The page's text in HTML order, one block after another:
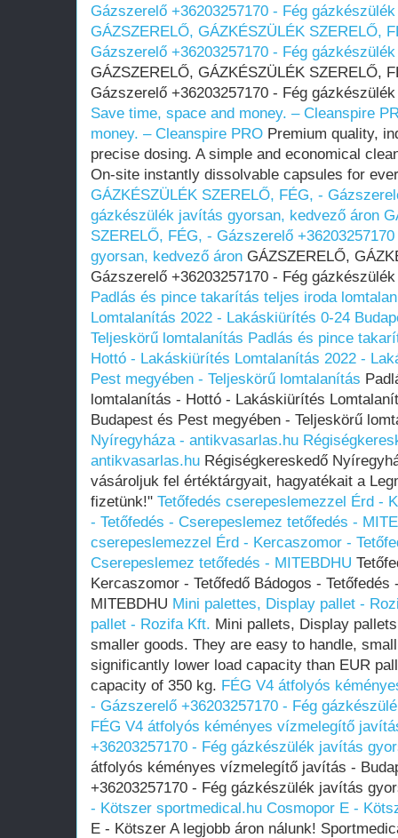
Gázszerelő +36203257170 - Fég
GÁZSZERELŐ, GÁZKÉSZÜLÉK SZERELŐ,
Gázszerelő +36203257170 - Fég
GÁZSZERELŐ, GÁZKÉSZÜLÉK SZERELŐ,
Gázszerelő +36203257170 - Fég
Save time, space and money. – Cleanspire
money. – Cleanspire PRO Premium quality,
precise dosing. A simple and economical
On-site instantly dissolvable capsules for
GÁZKÉSZÜLÉK SZERELŐ, FÉG, -
gázkészülék javítás gyorsan, kedvező áron
SZERELŐ, FÉG, - Gázszerelő
gyorsan, kedvező áron GÁZSZERELŐ,
Gázszerelő +36203257170 - Fég
Padlás és pince takarítás teljes iroda
Lomtalanítás‎ 2022 - Lakáskiürítés 0-24
Teljeskörű lomtalanítás Padlás és pince
Hottó - Lakáskiürítés Lomtalanítás‎ 2022 -
Pest megyében‎ - Teljeskörű lomtalanítás
lomtalanítás - Hottó - Lakáskiürítés
Budapest és Pest megyében‎ - Teljeskörű
Nyíregyháza - antikvasarlas.hu
antikvasarlas.hu Régiségkereskedő
vásároljuk fel értéktárgyait, hagyatékait a
fizetünk!" Tetőfedés cserepeslemezzel Érd -
- Tetőfedés - Cserepeslemez tetőfedés -
cserepeslemezzel Érd - Kercaszomor -
Cserepeslemez tetőfedés - MITEBDHU
Kercaszomor - Tetőfedő Bádogos -
MITEBDHU Mini palettes, Display pallet -
pallet - Rozifa Kft. Mini pallets, Display
smaller goods. They are easy to handle,
significantly lower load capacity than EUR
capacity of 350 kg. FÉG V4 átfolyós
- Gázszerelő +36203257170 - Fég
FÉG V4 átfolyós kéményes vízmelegítő
+36203257170 - Fég gázkészülék javítás
átfolyós kéményes vízmelegítő javítás -
+36203257170 - Fég gázkészülék javítás
- Kötszer sportmedical.hu Cosmopor E -
E - Kötszer A legjobb áron nálunk!